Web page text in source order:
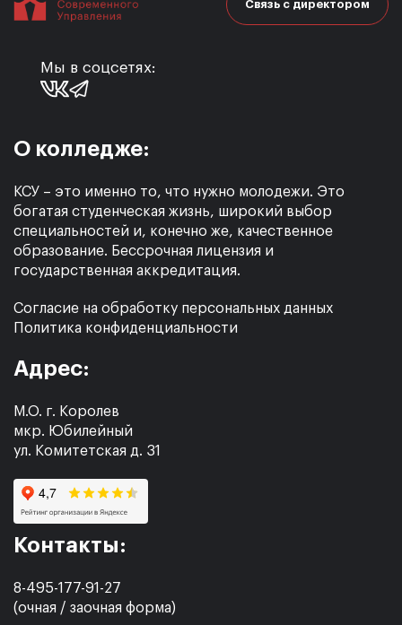
Связь с директором
Мы в соцсетях:
О колледже:
КСУ – это именно то, что нужно молодежи. Это
богатая студенческая жизнь, широкий выбор
специальностей и, конечно же, качественное
образование. Бессрочная лицензия и
государственная аккредитация.
Согласие на обработку персональных данных
Политика конфиденциальности
Адрес:
М.О. г. Королев
мкр. Юбилейный
ул. Комитетская д. 31
Контакты:
8-495-177-91-27
(очная / заочная форма)